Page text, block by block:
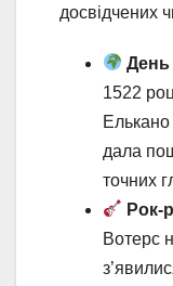
досвідчених
День
1522
дала
точних
Рок-
Вотерс